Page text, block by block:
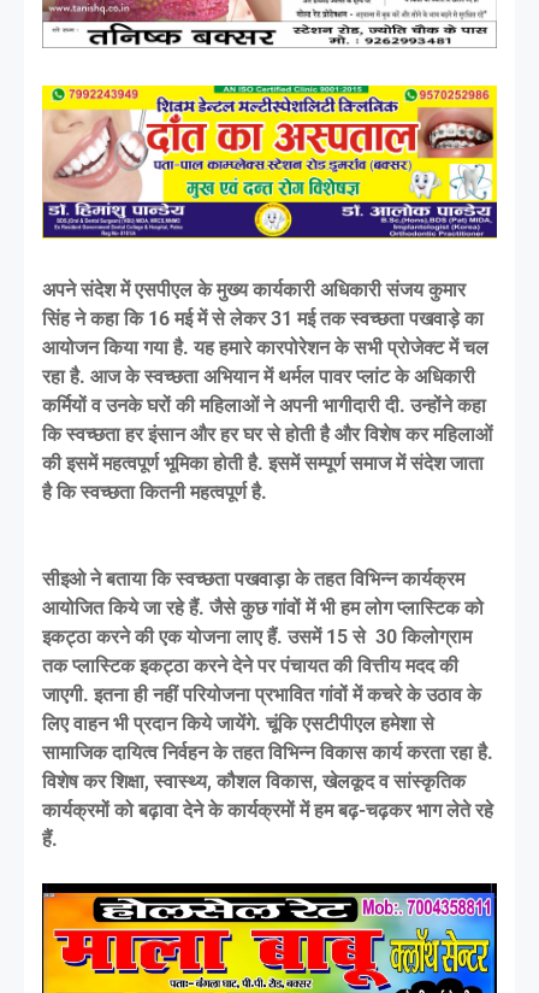
अपने संदेश में एसपीएल के मुख्य कार्यकारी अधिकारी संजय कुमार
सिंह ने कहा कि 16 मई में से लेकर 31 मई तक स्वच्छता पखवाड़े का
आयोजन किया गया है. यह हमारे कारपोरेशन के सभी प्रोजेक्ट में चल
रहा है. आज के स्वच्छता अभियान में थर्मल पावर प्लांट के अधिकारी
कर्मियों व उनके घरों की महिलाओं ने अपनी भागीदारी दी. उन्होंने कहा
कि स्वच्छता हर इंसान और हर घर से होती है और विशेष कर महिलाओं
की इसमें महत्वपूर्ण भूमिका होती है. इसमें सम्पूर्ण समाज में संदेश जाता
है कि स्वच्छता कितनी महत्वपूर्ण है.
सीइओ ने बताया कि स्वच्छता पखवाड़ा के तहत विभिन्न कार्यक्रम
आयोजित किये जा रहे हैं. जैसे कुछ गांवों में भी हम लोग प्लास्टिक को
इकट्ठा करने की एक योजना लाए हैं. उसमें 15 से 30 किलोग्राम
तक प्लास्टिक इकट्ठा करने देने पर पंचायत की वित्तीय मदद की
जाएगी. इतना ही नहीं परियोजना प्रभावित गांवों में कचरे के उठाव के
लिए वाहन भी प्रदान किये जायेंगे. चूंकि एसटीपीएल हमेशा से
सामाजिक दायित्व निर्वहन के तहत विभिन्न विकास कार्य करता रहा है.
विशेष कर शिक्षा, स्वास्थ्य, कौशल विकास, खेलकूद व सांस्कृतिक
कार्यक्रमों को बढ़ावा देने के कार्यक्रमों में हम बढ़-चढ़कर भाग लेते रहे
हैं.